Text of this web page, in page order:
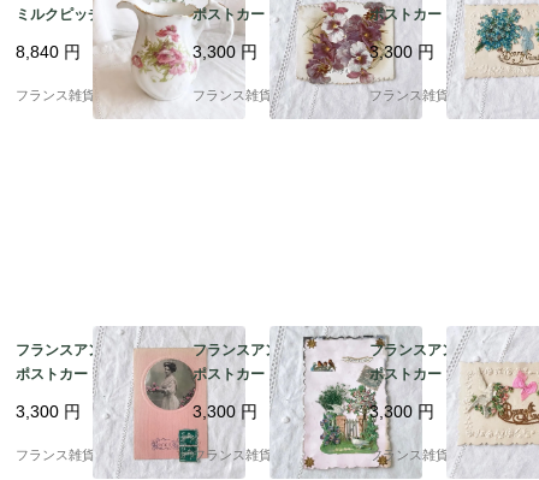
ミルクピッチャー | Lim
oges リモージュ 磁器
フリルとピンク色のポ
ピー 花柄 | 1900年代初
8,840 円
フランス雑貨chouchou
ポストカード |スミレの
花 グリーティングカー
ド クラシカルなデザイ
ン ヴィクトリア朝後期
｜1890－1910年代
3,300 円
フランス雑貨chouchou
ポストカード | 勿忘草
Bonne Annee エンボ
ス加工 美品｜1900年代
初頭
3,300 円
フランス雑貨chouchou
フランスアンティーク
ポストカード | ピンク
カラー モノクロポート
レート Bonne Annee
エンボス加工｜1900年
3,300 円
フランス雑貨chouchou
フランスアンティーク
ポストカード | Souveni
r d'amitié 白い鳩と可
憐な花々 コラージュ｜
1900年代初頭 (F009)
3,300 円
フランス雑貨chouchou
フランスアンティーク
ポストカード | 薔薇模
様のエンボス加工 シル
クリボン 白い鳩 Bonne
Annee エンボス加工｜
1900年代初頭 (A004)
3,300 円
フランス雑貨chouchou